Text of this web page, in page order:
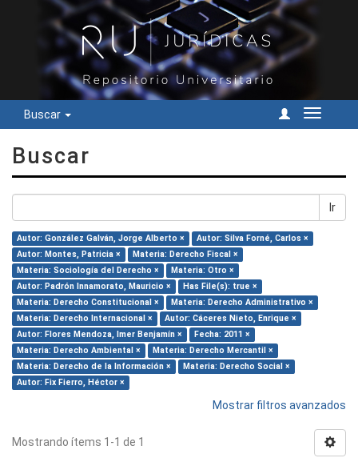
Buscar
Cambiar
Buscar
Ir
Autor: González Galván, Jorge Alberto ×
Autor: Silva Forné, Carlos ×
Autor: Montes, Patricia ×
Materia: Derecho Fiscal ×
Materia: Sociología del Derecho ×
Materia: Otro ×
Autor: Padrón Innamorato, Mauricio ×
Has File(s): true ×
Materia: Derecho Constitucional ×
Materia: Derecho Administrativo ×
Materia: Derecho Internacional ×
Autor: Cáceres Nieto, Enrique ×
Autor: Flores Mendoza, Imer Benjamín ×
Fecha: 2011 ×
Materia: Derecho Ambiental ×
Materia: Derecho Mercantil ×
Materia: Derecho de la Información ×
Materia: Derecho Social ×
Autor: Fix Fierro, Héctor ×
Mostrar filtros avanzados
Mostrando ítems 1-1 de 1